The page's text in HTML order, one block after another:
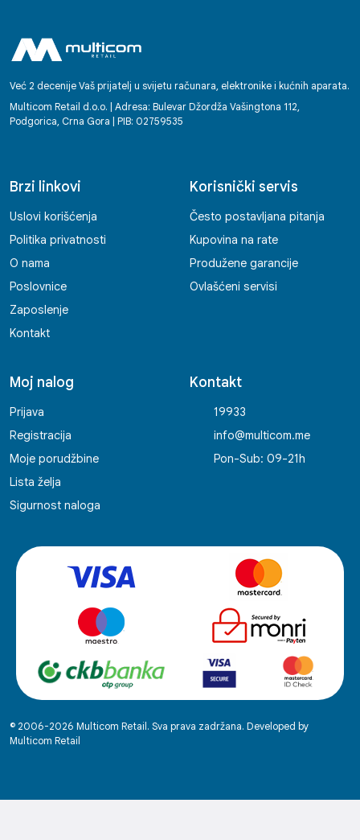
Već 2 decenije Vaš prijatelj u svijetu računara, elektronike i kućnih aparata.
Multicom Retail d.o.o. | Adresa: Bulevar Džordža Vašingtona 112,
Podgorica, Crna Gora | PIB: 02759535
Brzi linkovi
Uslovi korišćenja
Politika privatnosti
O nama
Poslovnice
Zaposlenje
Kontakt
Korisnički servis
Često postavljana pitanja
Kupovina na rate
Produžene garancije
Ovlašćeni servisi
Moj nalog
Prijava
Registracija
Moje porudžbine
Lista želja
Sigurnost naloga
Kontakt
19933
info@multicom.me
Pon-Sub: 09-21h
© 2006-2026 Multicom Retail. Sva prava zadržana. Developed by
Multicom Retail